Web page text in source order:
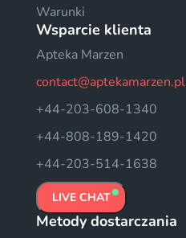
Warunki
Wsparcie klienta
Apteka Marzen
contact@aptekamarzen.pl
+44-203-608-1340
+44-808-189-1420
+44-203-514-1638
LIVE CHAT
Metody dostarczania